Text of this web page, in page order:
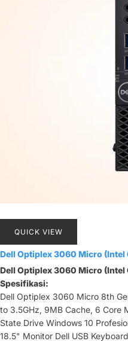
QUICK VIEW
Dell Optiplex 3060 Micro
Dell Optiplex 3060 Micro
Spesifikasi:
Dell Optiplex 3060 Micro 8th
to 3.5GHz, 9MB Cache, 6 Core
State Drive Windows 10
18.5" Monitor Dell USB